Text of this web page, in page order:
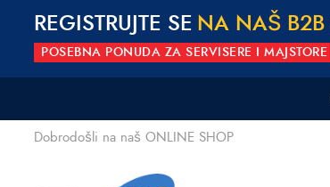
REGISTRUJTE SE NA NAŠ B2B
POSEBNA PONUDA ZA SERVISERE I MAJSTORE
Dobrodošli na naš ONLINE SHOP